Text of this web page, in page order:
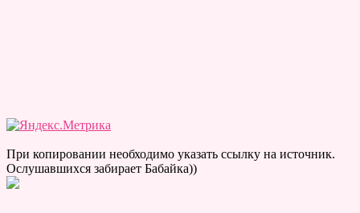
При копировании необходимо указать ссылку на источник.
Ослушавшихся забирает Бабайка))